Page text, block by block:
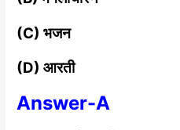
(C) भजन
(D) आरती
Answer-A